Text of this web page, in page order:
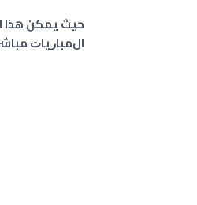
حيث يمكن هذا
الﻣﺒﺎﺭﻳﺎﺕ